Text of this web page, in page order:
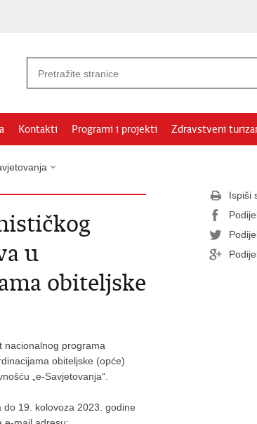
Kontakti Programi i projekti Zdravstveni
u
obiteljske
nacionalnog programa
obiteljske (opće)
„e-Savjetovanja“.
19. kolovoza 2023. godine
Ispiši